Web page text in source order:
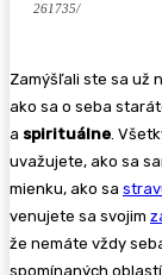
261735/
Zamýšľali ste sa už
ako sa o seba
a spirituálne.
uvažujete, ako sa
mienku, ako sa
venujete sa svojim
že nemáte vždy
spomínaných